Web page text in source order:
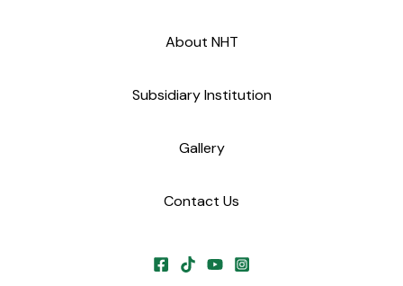
About NHT
Subsidiary Institution
Gallery
Contact Us